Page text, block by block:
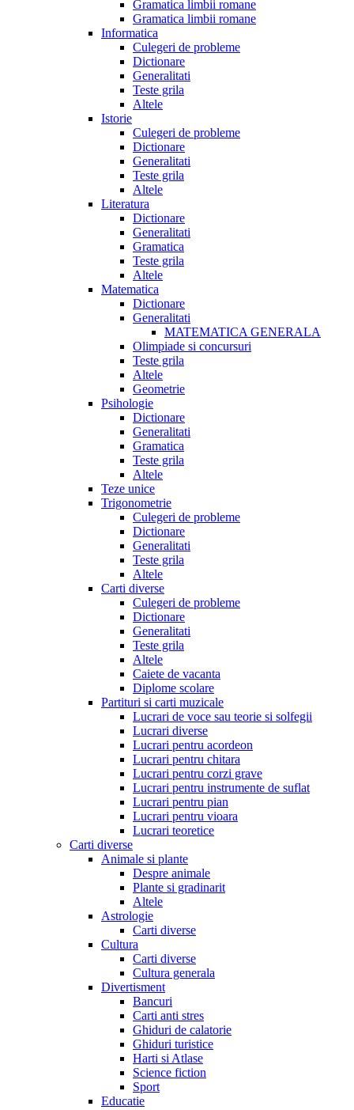
Gramatica limbii romane
Gramatica limbii romane
Informatica
Culegeri de probleme
Dictionare
Generalitati
Teste grila
Altele
Istorie
Culegeri de probleme
Dictionare
Generalitati
Teste grila
Altele
Literatura
Dictionare
Generalitati
Gramatica
Teste grila
Altele
Matematica
Dictionare
Generalitati
MATEMATICA GENERALA
Olimpiade si concursuri
Teste grila
Altele
Geometrie
Psihologie
Dictionare
Generalitati
Gramatica
Teste grila
Altele
Teze unice
Trigonometrie
Culegeri de probleme
Dictionare
Generalitati
Teste grila
Altele
Carti diverse
Culegeri de probleme
Dictionare
Generalitati
Teste grila
Altele
Caiete de vacanta
Diplome scolare
Partituri si carti muzicale
Lucrari de voce sau teorie si solfegii
Lucrari diverse
Lucrari pentru acordeon
Lucrari pentru chitara
Lucrari pentru corzi grave
Lucrari pentru instrumente de suflat
Lucrari pentru pian
Lucrari pentru vioara
Lucrari teoretice
Carti diverse
Animale si plante
Despre animale
Plante si gradinarit
Altele
Astrologie
Carti diverse
Cultura
Carti diverse
Cultura generala
Divertisment
Bancuri
Carti anti stres
Ghiduri de calatorie
Ghiduri turistice
Harti si Atlase
Science fiction
Sport
Educatie